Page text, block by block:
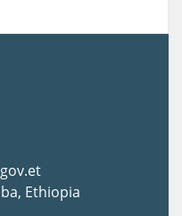
Ethiopia